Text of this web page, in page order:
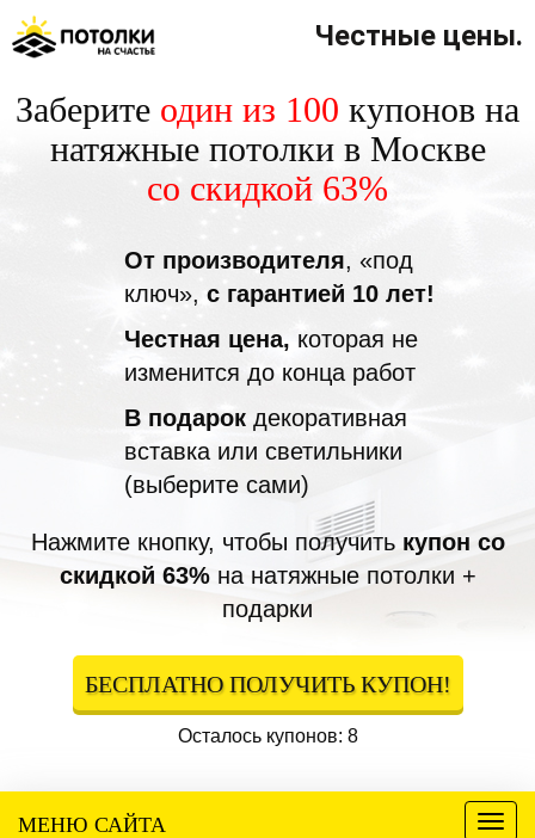
Честные цены.
Заберите один из 100 купонов на
натяжные потолки в Москве
со скидкой 63%
От производителя, «под
ключ», с гарантией 10 лет!
Честная цена, которая не
изменится до конца работ
В подарок декоративная
вставка или светильники
(выберите сами)
Нажмите кнопку, чтобы получить купон со
скидкой 63%на натяжные потолки +
подарки
БЕСПЛАТНО ПОЛУЧИТЬ КУПОН!
Осталось купонов: 8
Меню
МЕНЮ САЙТА